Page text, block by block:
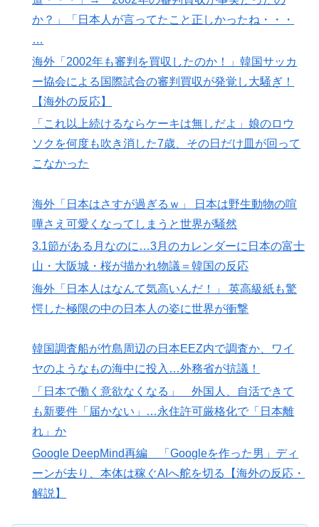
か？」「日本人が言ってたこと正しかったね・・・
…
海外「2002年も審判を買収したのか！」韓国サッカ
ー協会による国際試合の審判買収が発覚し大騒ぎ！
【海外の反応】
「これ以上続けるならケーキは無しだよ」娘のロウ
ソクを何度も吹き消した7歳、その日だけ皿が回って
こなかった
海外「日本はさすが過ぎるｗ」 日本は野生動物の喧
嘩さえ可愛くなってしまうと世界が騒然
3.1節がある月なのに…3月のカレンダーに日本の富士
山・大阪城・桜が描かれ物議＝韓国の反応
海外「日本人はなんて気高いんだ！」 英高級紙も驚
愕した極限の中の日本人の姿に世界が衝撃
韓国調査船が竹島周辺の日本EEZ内で調査か、ワイ
ヤのようなもの海中に投入…外務省が抗議！
「日本で働く意欲なくなる」 外国人、自活できて
も新要件「届かない」…永住許可厳格化で「日本離
れ」か
Google DeepMind再編 「Googleを作った男」ディ
ーンが去り、本体は稼ぐAIへ舵を切る【海外の反応・
解説】